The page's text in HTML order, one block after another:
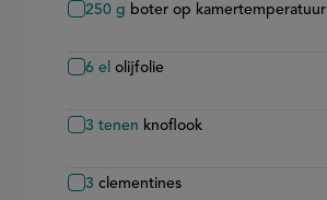
250 g boter op kamertemperatuur
6 el olijfolie
3 tenen knoflook
3 clementines